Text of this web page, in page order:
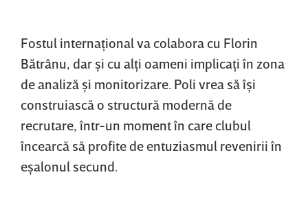
Fostul internaţional va colabora cu Florin
Bătrânu, dar şi cu alţi oameni implicaţi în zona
de analiză şi monitorizare. Poli vrea să îşi
construiască o structură modernă de
recrutare, într-un moment în care clubul
încearcă să profite de entuziasmul revenirii în
eşalonul secund.